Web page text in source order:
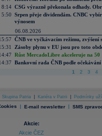
8:14 CSG výrazně překonala odhady.
5:50 Srpen přeje dividendám. CNBC
výnosem
06.08.2026
ČNB ve vyčkávacím režimu, zvýšení
Zásoby plynu v EU jsou pro toto
Růst MercadoLibre akceleruje na
Bankovní rada ČNB podle
1 2 3 4
Skupina Patria Kariéra v Patrii Podmínky
| E-mail newsletter | SMS
Akcie:
Akcie ČEZ